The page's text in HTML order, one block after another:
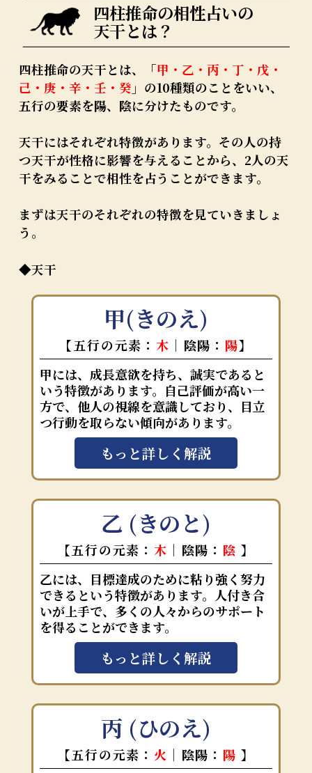
四柱推命の相性占いの
天干とは？
四柱推命の天干とは、「甲・乙・丙・丁・戊・
己・庚・辛・壬・癸 」の10種類のことをいい、
五行の要素を陽、陰に分けたものです。
天干にはそれぞれ特徴があります。その人の持
つ天干が性格に影響を与えることから、2人の天
干をみることで相性を占うことができます。
まずは天干のそれぞれの特徴を見ていきましょ
う。
◆天干
甲(きのえ)
【五行の元素： 木 ｜陰陽： 陽】
甲には、成長意欲を持ち、誠実であると
いう特徴があります。自己評価が高い一
方で、他人の視線を意識しており、目立
つ行動を取らない傾向があります。
もっと詳しく解説
乙 (きのと)
【五行の元素： 木 ｜陰陽： 陰 】
乙には、目標達成のために粘り強く努力
できるという特徴があります。人付き合
いが上手で、多くの人々からのサポート
を得ることができます。
もっと詳しく解説
丙 (ひのえ)
【五行の元素： 火 ｜陰陽： 陽 】